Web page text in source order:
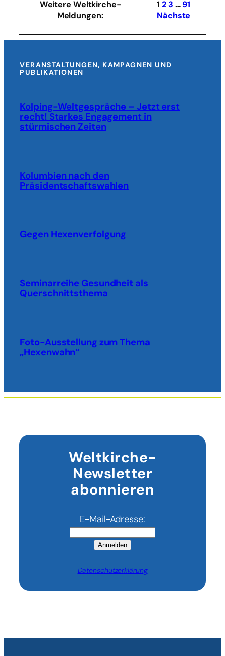
Projekte
in
Weitere Weltkirche-
Meldungen:
1 23 … 91
Nächste
VERANSTALTUNGEN, KAMPAGNEN UND
PUBLIKATIONEN
Kolping-Weltgespräche – Jetzt erst
recht! Starkes Engagement in
stürmischen Zeiten
Kolumbien nach den
Präsidentschaftswahlen
Gegen Hexenverfolgung
Seminarreihe Gesundheit als
Querschnittsthema
Foto-Ausstellung zum Thema
„Hexenwahn“
Weltkirche-
Newsletter
abonnieren
E-Mail-Adresse:
Anmelden
Datenschutzerklärung